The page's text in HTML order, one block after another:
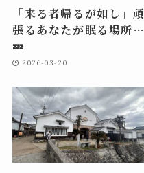
「来る者帰るが如し」頑
張るあなたが眠る場所…
💤
2026-03-20